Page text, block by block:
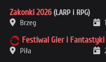
Zakonki 2026 (LARP i RPG)
Brzeg
Festiwal Gier i
Piła